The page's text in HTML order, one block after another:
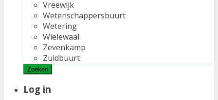
Vreewijk
Wetenschappersbuurt
Wetering
Wielewaal
Zevenkamp
Zuidbuurt
Zoeken
Log in